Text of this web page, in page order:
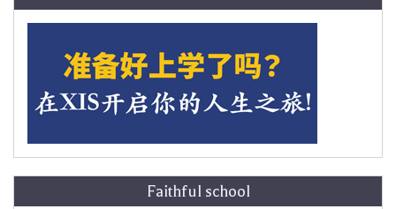
Faithful school